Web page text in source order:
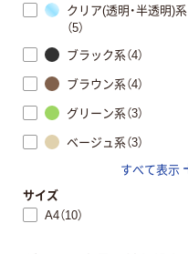
クリア(透明・半透明)系
（5）
ブラック系（4）
ブラウン系（4）
グリーン系（3）
ベージュ系（3）
すべて表示
サイズ
A4（10）